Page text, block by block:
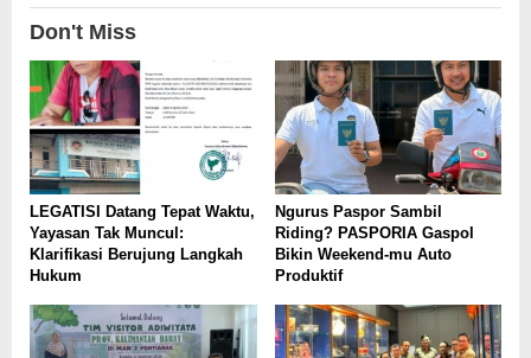
Don't Miss
LEGATISI Datang Tepat Waktu,
Yayasan Tak Muncul:
Klarifikasi Berujung Langkah
Hukum
Ngurus Paspor Sambil
Riding? PASPORIA Gaspol
Bikin Weekend-mu Auto
Produktif